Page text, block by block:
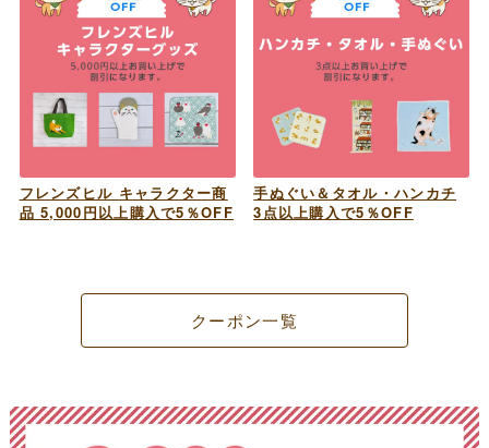
フレンズヒル キャラクター商
品 5,000円以上購入で5％OFF
手ぬぐい＆タオル・ハンカチ
3点以上購入で5％OFF
クーポン一覧